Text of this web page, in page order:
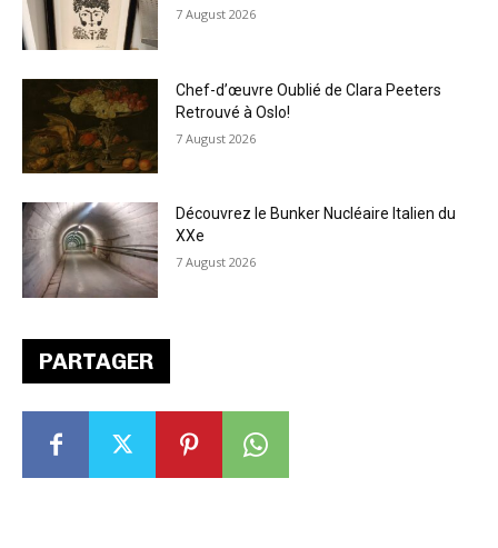
PARTAGER
7 August 2026
Chef-d’œuvre Oublié de Clara Peeters
Retrouvé à Oslo!
7 August 2026
Découvrez le Bunker Nucléaire Italien du
XXe
7 August 2026